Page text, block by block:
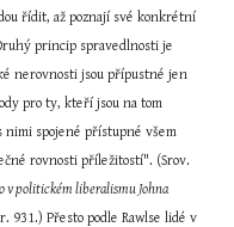
řídit, až poznají své konkrétní
princip spravedlnosti je
nerovnosti jsou přípustné jen
pro ty, kteří jsou na tom
nimi spojené přístupné všem
rovnosti příležitostí". (Srov.
v politickém liberalismu Johna
931.) Přesto podle Rawlse lidé v